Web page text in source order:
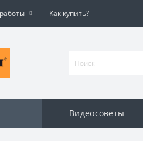
Как купить?
Видеосоветы